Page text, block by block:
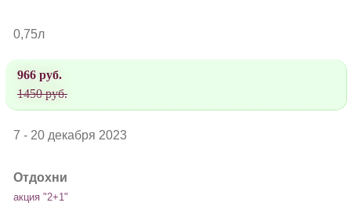
0,75л
966 руб.
1450 руб.
7 - 20 декабря 2023
Отдохни
акция "2+1"